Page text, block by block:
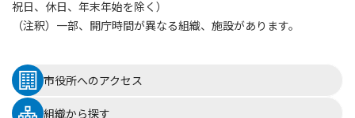
祝日、休日、年末年始を除く）
（注釈）一部、開庁時間が異なる組織、施設があります。
市役所へのアクセス
組織から探す